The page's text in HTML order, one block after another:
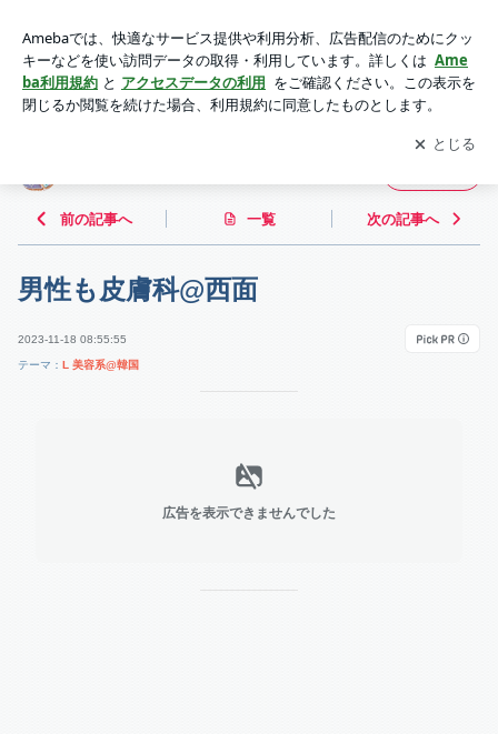
アプリをダウンロードして ブログの更新通知
を受け取りまし
ょう。
開く
前の記事へ 一覧 次の記事へ
男性も皮膚科@西面
2023-11-18 08:55:55
テーマ： L 美容系@韓国
広告を表示できませんでした